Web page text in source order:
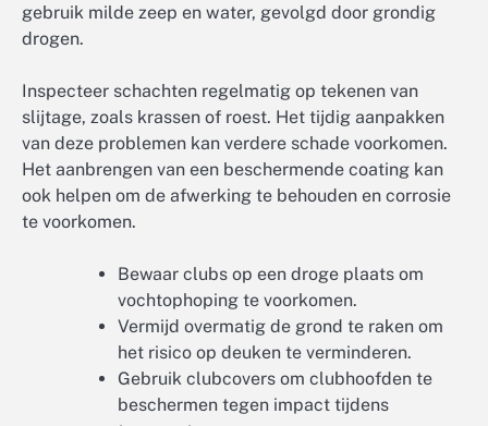
gebruik milde zeep en water, gevolgd door grondig
drogen.
Inspecteer schachten regelmatig op tekenen van
slijtage, zoals krassen of roest. Het tijdig aanpakken
van deze problemen kan verdere schade voorkomen.
Het aanbrengen van een beschermende coating kan
ook helpen om de afwerking te behouden en corrosie
te voorkomen.
Bewaar clubs op een droge plaats om
vochtophoping te voorkomen.
Vermijd overmatig de grond te raken om
het risico op deuken te verminderen.
Gebruik clubcovers om clubhoofden te
beschermen tegen impact tijdens